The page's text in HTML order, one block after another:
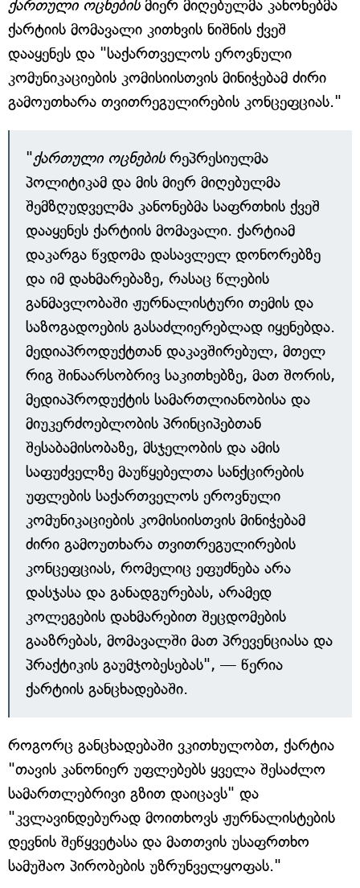
ქართული ოცნებისმიერ მიღებულმა კანონებმა
ქარტიის მომავალი კითხვის ნიშნის ქვეშ
დააყენეს და "საქართველოს ეროვნული
კომუნიკაციების კომისიისთვის მინიჭებამ ძირი
გამოუთხარა თვითრეგულირების კონცეფციას."
"ქართული ოცნებისრეპრესიულმა
პოლიტიკამ და მის მიერ მიღებულმა
შემზღუდველმა კანონებმა საფრთხის ქვეშ
დააყენეს ქარტიის მომავალი. ქარტიამ
დაკარგა წვდომა დასავლელ დონორებზე
და იმ დახმარებაზე, რასაც წლების
განმავლობაში ჟურნალისტური თემის და
საზოგადოების გასაძლიერებლად იყენებდა.
მედიაპროდუქტთან დაკავშირებულ, მთელ
რიგ შინაარსობრივ საკითხებზე, მათ შორის,
მედიაპროდუქტის სამართლიანობისა და
მიუკერძოებლობის პრინციპებთან
შესაბამისობაზე, მსჯელობის და ამის
საფუძველზე მაუწყებელთა სანქცირების
უფლების საქართველოს ეროვნული
კომუნიკაციების კომისიისთვის მინიჭებამ
ძირი გამოუთხარა თვითრეგულირების
კონცეფციას, რომელიც ეფუძნება არა
დასჯასა და განადგურებას, არამედ
კოლეგების დახმარებით შეცდომების
გააზრებას, მომავალში მათ პრევენციასა და
პრაქტიკის გაუმჯობესებას", — წერია
ქარტიის განცხადებაში.
როგორც განცხადებაში ვკითხულობთ, ქარტია
"თავის კანონიერ უფლებებს ყველა შესაძლო
სამართლებრივი გზით დაიცავს" და
"კვლავინდებურად მოითხოვს ჟურნალისტების
დევნის შეწყვეტასა და მათთვის უსაფრთხო
სამუშაო პირობების უზრუნველყოფას."